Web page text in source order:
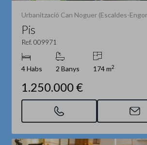
Urbanització Can Noguer (Escaldes-
Pis
Ref. 009971
4 Habs 2 Banys 174 m2
1.250.000 €